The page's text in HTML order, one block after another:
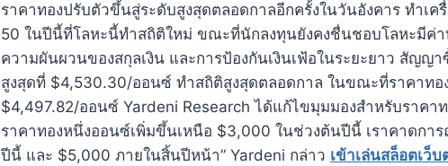
ราคาทองปรับตัวขึ้นสู่ระดับสูงสุดตลอดกาลอีกครั้งในวันอังคาร ทําเค
50 ในปีนี้ที่โลหะนี้ทําสถิติใหม่ ขณะที่นักลงทุนยังคงชื่นชอบโลหะมีค่
ความผันผวนของสกุลเงิน และการป้องกันเงินเฟ้อในระยะยาว สัญญ
สูงสุดที่ $4,530.30/ออนซ์ ทําสถิติสูงสุดตลอดกาล ในขณะที่ราคาทอ
$4,497.82/ออนซ์ Yardeni Research ได้แก้ไขมุมมองสําหรับราคา
ราคาทองหนึ่งออนซ์เพิ่มขึ้นเหนือ $3,000 ในช่วงต้นปีนี้ เราคาดกา
ปีนี้ และ $5,000 ภายในสิ้นปีหน้า” Yardeni กล่าว เข้าเล่นสล็อตเว็